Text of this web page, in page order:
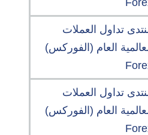
تداول العملات
العام (الفوركس)
تداول العملات
العام (الفوركس)